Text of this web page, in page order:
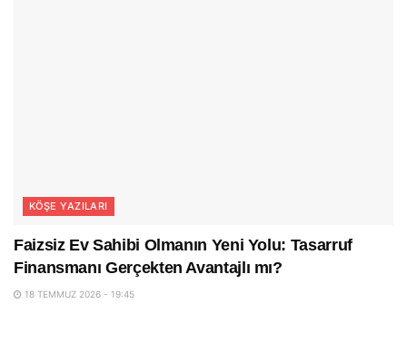
KÖŞE YAZILARI
Faizsiz Ev Sahibi Olmanın Yeni Yolu: Tasarruf
Finansmanı Gerçekten Avantajlı mı?
18 TEMMUZ 2026 - 19:45